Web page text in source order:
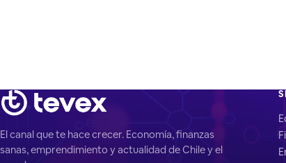
El canal que te hace crecer. Economía, finanzas
sanas, emprendimiento y actualidad de Chile y el